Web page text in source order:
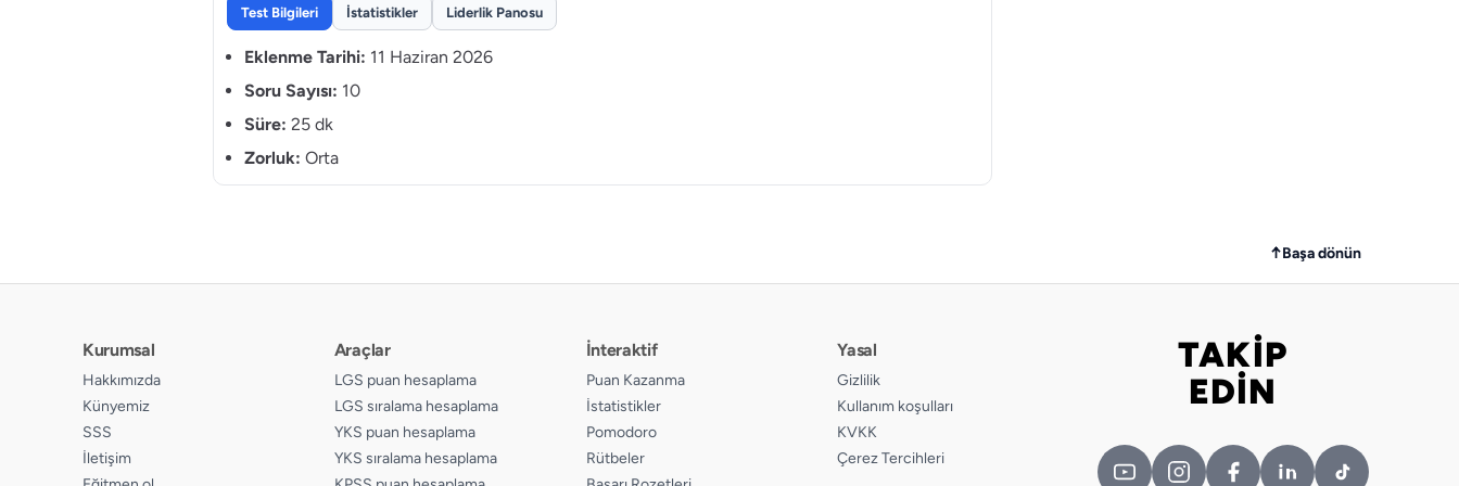
Test Bilgileri İstatistikler Liderlik Panosu
Eklenme Tarihi: 11 Haziran 2026
Soru Sayısı: 10
Süre: 25 dk
Zorluk: Orta
↑Başa dönün
Kurumsal
Hakkımızda
Künyemiz
SSS
İletişim
Araçlar
LGS puan hesaplama
LGS sıralama hesaplama
YKS puan hesaplama
YKS sıralama hesaplama
İnteraktif
Puan Kazanma
İstatistikler
Pomodoro
Rütbeler
Yasal
Gizlilik
Kullanım koşulları
KVKK
Çerez Tercihleri
Bizi takip edin
TAKİP
EDİN